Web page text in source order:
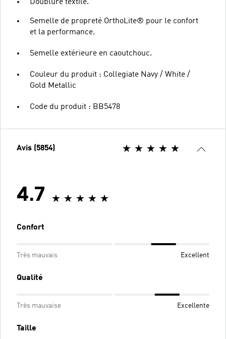
Doublure textile.
Semelle de propreté OrthoLite® pour le confort
et la performance.
Semelle extérieure en caoutchouc.
Couleur du produit : Collegiate Navy / White /
Gold Metallic
Code du produit : BB5478
Avis (5854)
4.7
Confort
Très mauvais Excellent
Qualité
Très mauvaise Excellente
Taille